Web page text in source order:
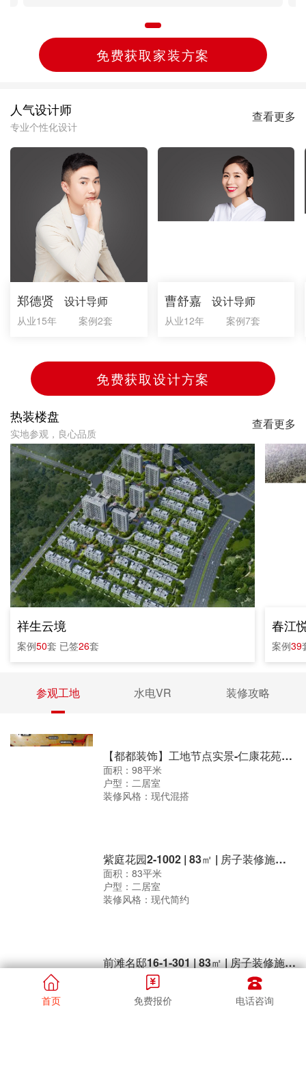
免费获取家装方案
人气设计师
专业个性化设计
查看更多
郑德贤 设计导师
从业15年 案例2套
曹舒嘉 设计导师
从业12年 案例7套
免费获取设计方案
热装楼盘
实地参观，良心品质
查看更多
祥生云境
案例50套 已签26套
春江
案例39
参观工地 水电VR 装修攻略
【都都装饰】工地节点实景-仁康花苑水电
面积：98平米
户型：二居室
装修风格：现代混搭
紫庭花园2-1002 | 83㎡ | 房子装修施工现场
面积：83平米
户型：二居室
装修风格：现代简约
前滩名邸16-1-301 | 83㎡ | 房子装修施工现场
面积：83平米
户型：三居室
装修风格：现代简约

首页

免费报价

电话咨询0.051530s